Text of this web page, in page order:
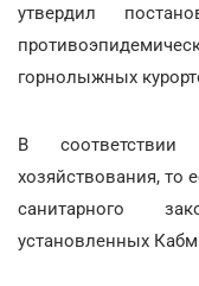
утвердил
горнолыжных
В
хозяйствования, то
санитарного
установленных